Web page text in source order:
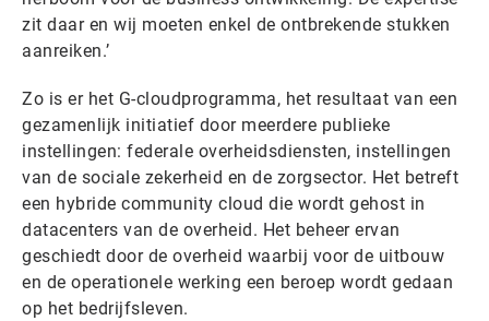
zit daar en wij moeten enkel de ontbrekende stukken
aanreiken.’
Zo is er het G-cloudprogramma, het resultaat van een
gezamenlijk initiatief door meerdere publieke
instellingen: federale overheidsdiensten, instellingen
van de sociale zekerheid en de zorgsector. Het betreft
een hybride community cloud die wordt gehost in
datacenters van de overheid. Het beheer ervan
geschiedt door de overheid waarbij voor de uitbouw
en de operationele werking een beroep wordt gedaan
op het bedrijfsleven.